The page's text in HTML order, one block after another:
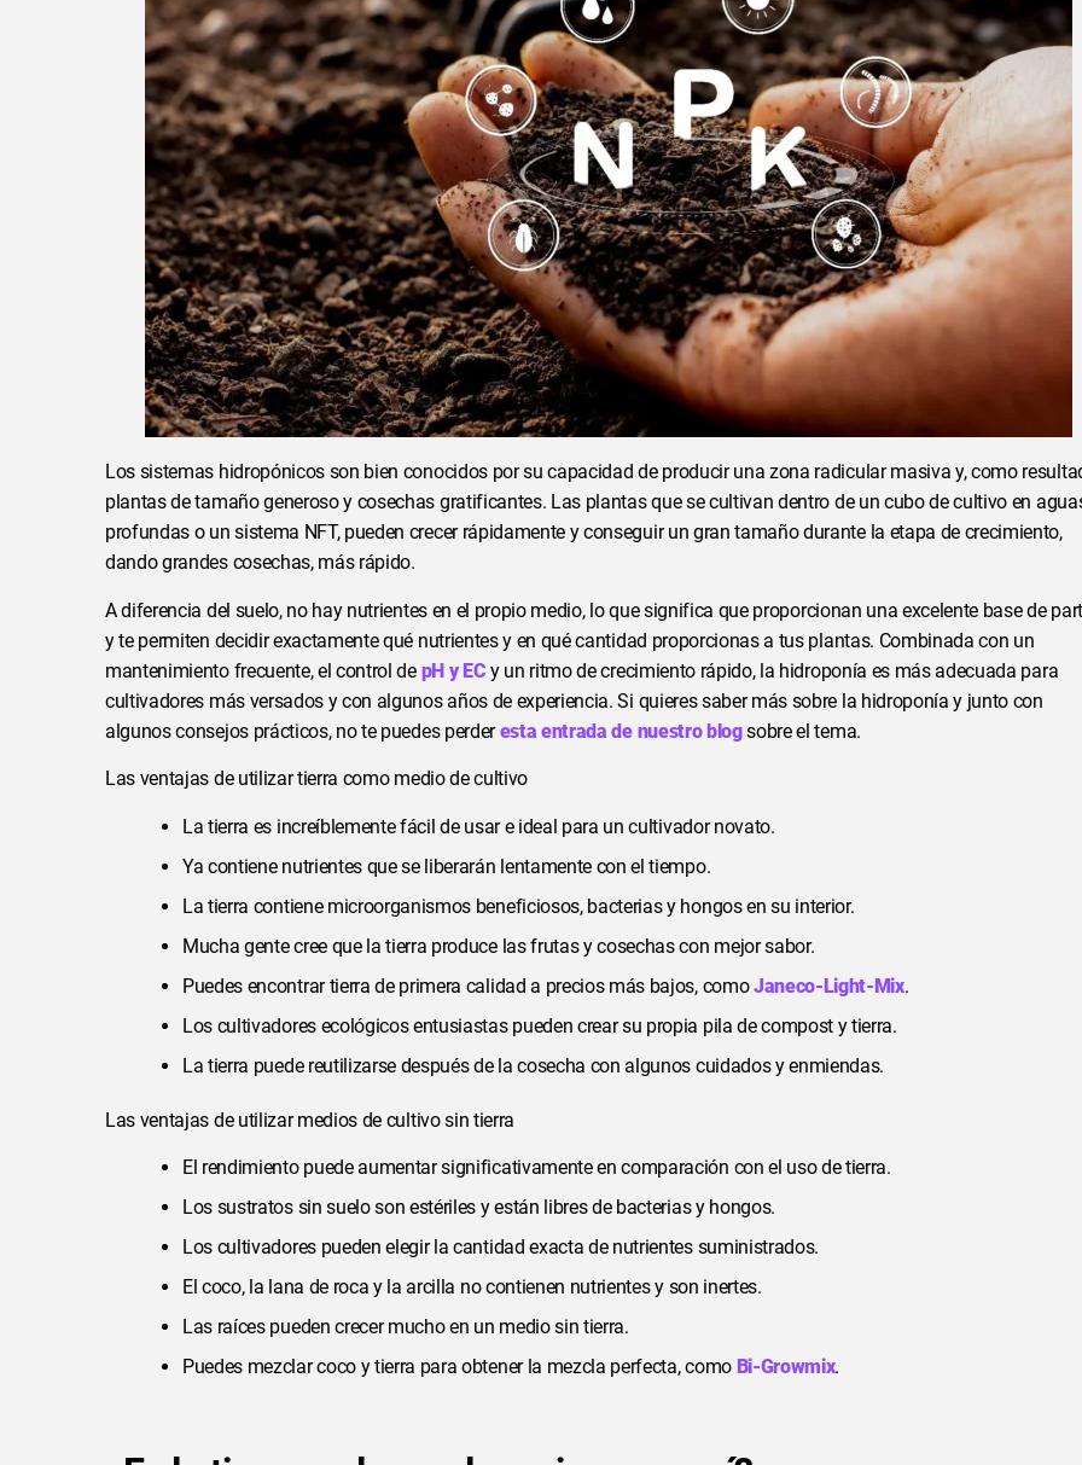
Los sistemas hidropónicos son bien conocidos por su capacidad de producir una zona radicular masiva y, como
plantas de tamaño generoso y cosechas gratificantes. Las plantas que se cultivan dentro de un cubo de cultivo en
profundas o un sistema NFT, pueden crecer rápidamente y conseguir un gran tamaño durante la etapa de crecimiento,
dando grandes cosechas, más rápido.
A diferencia del suelo, no hay nutrientes en el propio medio, lo que significa que proporcionan una excelente base de
y te permiten decidir exactamente qué nutrientes y en qué cantidad proporcionas a tus plantas. Combinada con un
mantenimiento frecuente, el control de pH y EC y un ritmo de crecimiento rápido, la hidroponía es más adecuada para
cultivadores más versados y con algunos años de experiencia. Si quieres saber más sobre la hidroponía y junto con
algunos consejos prácticos, no te puedes perderesta entrada de nuestro blogsobre el tema.
Las ventajas de utilizar tierra como medio de cultivo
La tierra es increíblemente fácil de usar e ideal para un cultivador novato.
Ya contiene nutrientes que se liberarán lentamente con el tiempo.
La tierra contiene microorganismos beneficiosos, bacterias y hongos en su interior.
Mucha gente cree que la tierra produce las frutas y cosechas con mejor sabor.
Puedes encontrar tierra de primera calidad a precios más bajos, comoJaneco-Light-Mix.
Los cultivadores ecológicos entusiastas pueden crear su propia pila de compost y tierra.
La tierra puede reutilizarse después de la cosecha con algunos cuidados y enmiendas.
Las ventajas de utilizar medios de cultivo sin tierra
El rendimiento puede aumentar significativamente en comparación con el uso de tierra.
Los sustratos sin suelo son estériles y están libres de bacterias y hongos.
Los cultivadores pueden elegir la cantidad exacta de nutrientes suministrados.
El coco, la lana de roca y la arcilla no contienen nutrientes y son inertes.
Las raíces pueden crecer mucho en un medio sin tierra.
Puedes mezclar coco y tierra para obtener la mezcla perfecta, como Bi-Growmix.